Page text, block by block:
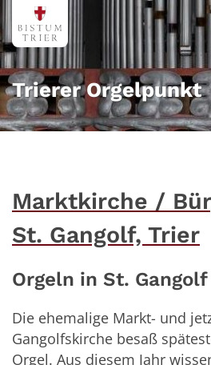
Zum Inhalt springen
Trierer Orgelpunkt
Marktkirche /
St. Gangolf, Trier
Orgeln in St.
Die ehemalige Markt- und
Gangolfskirche besaß
Orgel. Aus diesem Jahr